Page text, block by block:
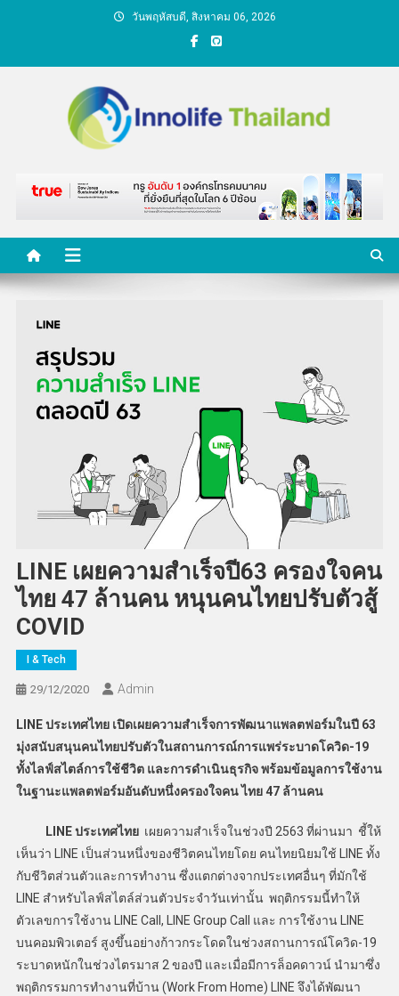
วันพฤหัสบดี, สิงหาคม 06, 2026
คนกับความคิด ชีวิตกับ
นวัตกรรม
LINE เผยความสำเร็จปี63 ครองใจคน
ไทย 47 ล้านคน หนุนคนไทยปรับตัวสู้
COVID
I & Tech
29/12/2020 Admin
LINEประเทศไทย เปิดเผยความสำเร็จการพัฒนาแพลตฟอร์มในปี 63
มุ่งสนับสนุนคนไทยปรับตัวในสถานการณ์การแพร่ระบาดโควิด-19
ทั้งไลฟ์สไตล์การใช้ชีวิต และการดำเนินธุรกิจ พร้อมข้อมูลการใช้งาน
ในฐานะแพลตฟอร์มอันดับหนึ่งครองใจคน ไทย 47 ล้านคน
LINE ประเทศไทย เผยความสำเร็จในช่วงปี 2563 ที่ผ่านมา ชี้ให้
เห็นว่า LINE เป็นส่วนหนึ่งของชีวิตคนไทยโดย คนไทยนิยมใช้ LINE ทั้ง
กับชีวิตส่วนตัวและการทำงาน ซึ่งแตกต่างจากประเทศอื่นๆ ที่มักใช้
LINE สำหรับไลฟ์สไตล์ส่วนตัวประจำวันเท่านั้น พฤติกรรมนี้ทำให้
ตัวเลขการใช้งาน LINE Call, LINE Group Call และ การใช้งาน LINE
บนคอมพิวเตอร์ สูงขึ้นอย่างก้าวกระโดดในช่วงสถานการณ์โควิด-19
ระบาดหนักในช่วงไตรมาส 2 ของปี และเมื่อมีการล็อคดาวน์ นำมาซึ่ง
พฤติกรรมการทำงานที่บ้าน (Work From Home) LINE จึงได้พัฒนา